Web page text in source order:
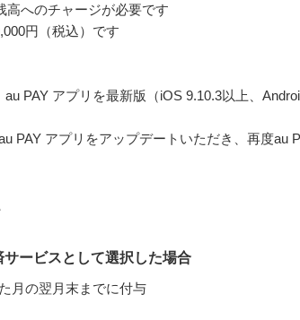
高へのチャージが必要です
円（税込）です
PAY アプリを最新版（iOS 9.10.3以上、
PAY アプリをアップデートいただき、再度au
ービスとして選択した場合
月の翌月末までに付与